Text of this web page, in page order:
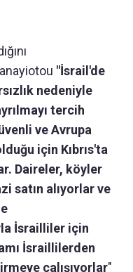
"İsrail'de
nedeniyle
tercih
ve Avrupa
için Kıbrıs'ta
Daireler, köyler
satın alıyorlar ve
İsrailliler için
İsraillilerden
çalışıyorlar"